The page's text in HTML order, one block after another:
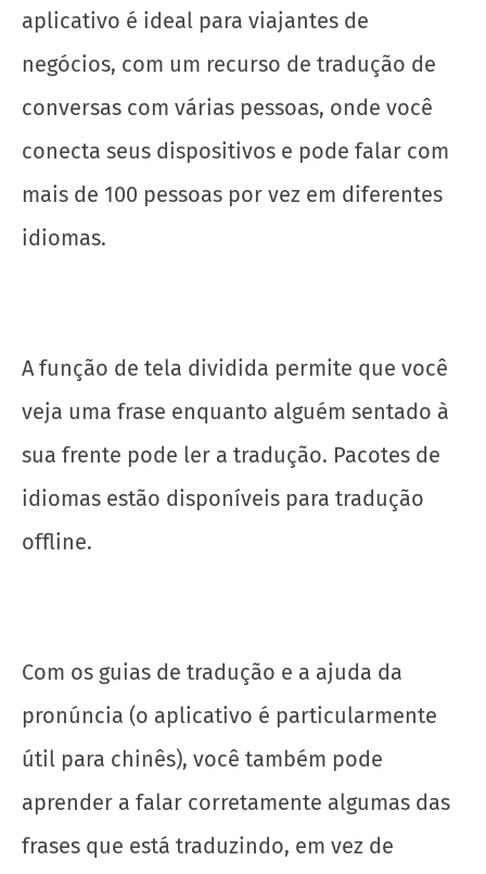
aplicativo é ideal para viajantes de
negócios, com um recurso de tradução de
conversas com várias pessoas, onde você
conecta seus dispositivos e pode falar com
mais de 100 pessoas por vez em diferentes
idiomas.
A função de tela dividida permite que você
veja uma frase enquanto alguém sentado à
sua frente pode ler a tradução. Pacotes de
idiomas estão disponíveis para tradução
offline.
Com os guias de tradução e a ajuda da
pronúncia (o aplicativo é particularmente
útil para chinês), você também pode
aprender a falar corretamente algumas das
frases que está traduzindo, em vez de